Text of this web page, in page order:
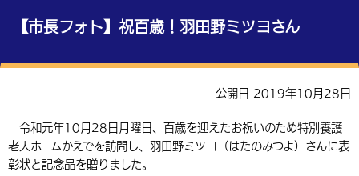
言語を選択
英語（English）
総合メニュー
保険・年金
福祉・介護 健康・予防
税金
入札・契約 産業・雇用
農林水産業
子育て・教育
施設情報
観光・移住
【市長フォト】祝百歳！羽田野ミツヨさん
公開日 2019年10月28日
令和元年10月28日月曜日、百歳を迎えたお祝いのため特別養護
老人ホームかえでを訪問し、羽田野ミツヨ（はたのみつよ）さんに表
彰状と記念品を贈りました。